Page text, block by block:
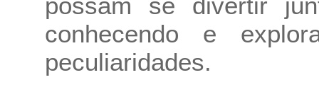
conhecendo e
peculiaridades.